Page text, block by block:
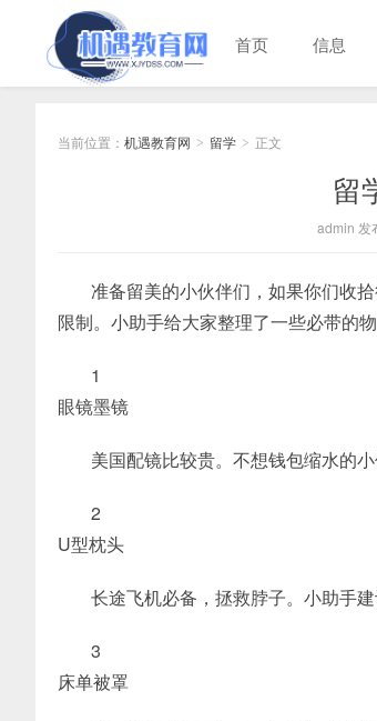
首页 信息
当前位置： 机遇教育网 > 留学 > 正文
留
admin 发
准备留美的小伙伴们，如果你们收
限制。小助手给大家整理了一些必带的
1
眼镜墨镜
美国配镜比较贵。不想钱包缩水的小
2
U型枕头
长途飞机必备，拯救脖子。小助手
3
床单被罩